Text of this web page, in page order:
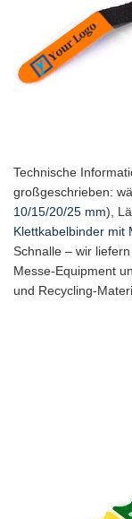
Technische
großgeschrieben:
10/15/20/25 mm),
Klettkabelbinder mit
Schnalle – wir
Messe-Equipment
und Recycling-